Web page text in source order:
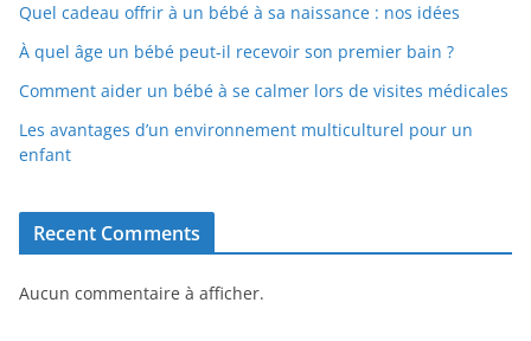
Quel cadeau offrir à un bébé à sa naissance : nos idées
À quel âge un bébé peut-il recevoir son premier bain ?
Comment aider un bébé à se calmer lors de visites médicales
Les avantages d’un environnement multiculturel pour un
enfant
Recent Comments
Aucun commentaire à afficher.